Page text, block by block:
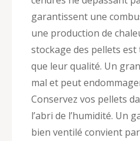
garantissent une
une production de
stockage des pellets
que leur qualité. Un
mal et peut
Conservez vos pellets
l’abri de l’humidité. Un
bien ventilé convient